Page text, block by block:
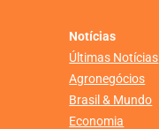
Notícias
Últimas Notícias
Agronegócios
Brasil & Mundo
Economia